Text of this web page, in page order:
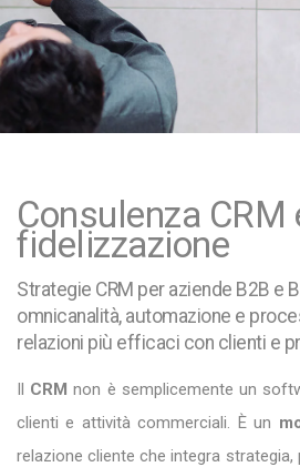
Consulenza CRM
fidelizzazione
Strategie CRM per aziende B2B e
omnicanalità, automazione e
relazioni più efficaci con clienti e
Il CRM non è semplicemente un
clienti e attività commerciali. È un
relazione cliente che integra